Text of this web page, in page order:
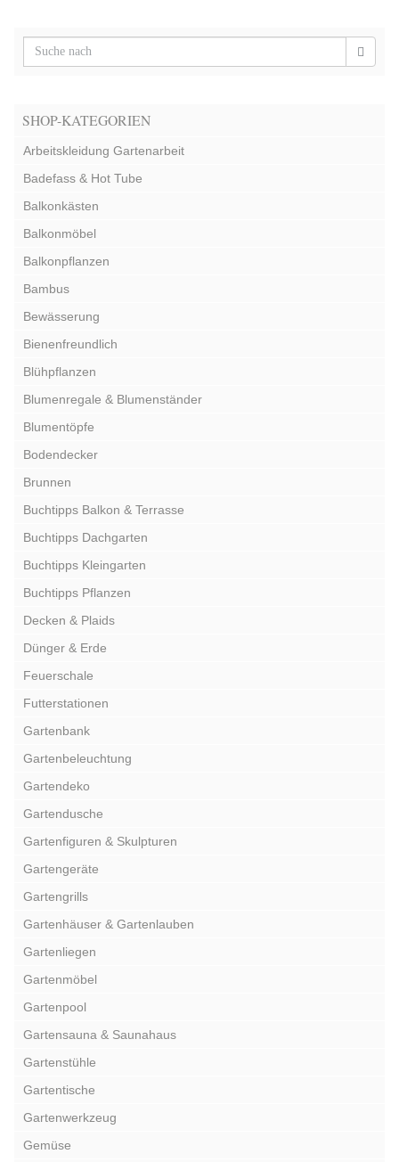
SHOP-KATEGORIEN
Arbeitskleidung Gartenarbeit
Badefass & Hot Tube
Balkonkästen
Balkonmöbel
Balkonpflanzen
Bambus
Bewässerung
Bienenfreundlich
Blühpflanzen
Blumenregale & Blumenständer
Blumentöpfe
Bodendecker
Brunnen
Buchtipps Balkon & Terrasse
Buchtipps Dachgarten
Buchtipps Kleingarten
Buchtipps Pflanzen
Decken & Plaids
Dünger & Erde
Feuerschale
Futterstationen
Gartenbank
Gartenbeleuchtung
Gartendeko
Gartendusche
Gartenfiguren & Skulpturen
Gartengeräte
Gartengrills
Gartenhäuser & Gartenlauben
Gartenliegen
Gartenmöbel
Gartenpool
Gartensauna & Saunahaus
Gartenstühle
Gartentische
Gartenwerkzeug
Gemüse